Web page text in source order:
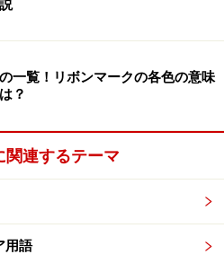
一覧！リボンマークの各色の意味
？
関連するテーマ
用語